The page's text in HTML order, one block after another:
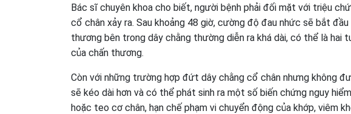
Bác sĩ chuyên khoa cho biết, người bệnh phải đối mặt với triệu
cổ chân xảy ra. Sau khoảng 48 giờ, cường độ đau nhức sẽ bắt
thương bên trong dây chằng thường diễn ra khá dài, có thể là hai
của chấn thương.
Còn với những trường hợp đứt dây chằng cổ chân nhưng không
sẽ kéo dài hơn và có thể phát sinh ra một số biến chứng nguy
hoặc teo cơ chân, hạn chế phạm vi chuyển động của khớp, viêm